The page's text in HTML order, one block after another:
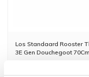
Los Standaard Rooster
3E Gen Douchegoot 70Cm